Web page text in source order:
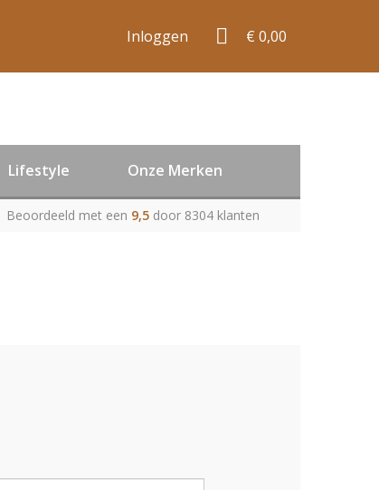
Inloggen € 0,00
Lifestyle Onze Merken
Beoordeeld met een 9,5 door 8304 klanten